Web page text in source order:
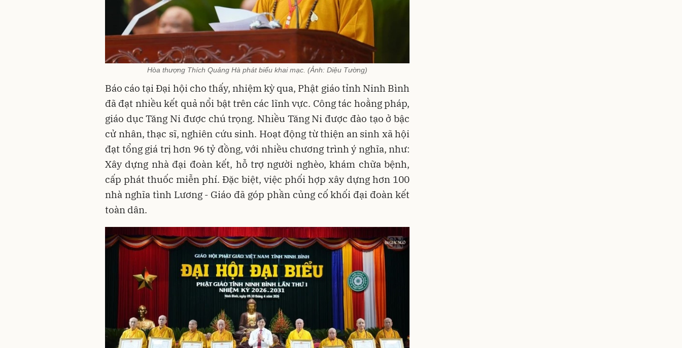
Hòa thượng Thích Quảng Hà phát biểu khai mạc. (Ảnh: Diệu Tường)
Báo cáo tại Đại hội cho thấy, nhiệm kỳ qua, Phật giáo tỉnh Ninh Bình
đã đạt nhiều kết quả nổi bật trên các lĩnh vực. Công tác hoằng pháp,
giáo dục Tăng Ni được chú trọng. Nhiều Tăng Ni được đào tạo ở bậc
cử nhân, thạc sĩ, nghiên cứu sinh. Hoạt động từ thiện an sinh xã hội
đạt tổng giá trị hơn 96 tỷ đồng, với nhiều chương trình ý nghĩa, như:
Xây dựng nhà đại đoàn kết, hỗ trợ người nghèo, khám chữa bệnh,
cấp phát thuốc miễn phí. Đặc biệt, việc phối hợp xây dựng hơn 100
nhà nghĩa tình Lương - Giáo đã góp phần củng cố khối đại đoàn kết
toàn dân.